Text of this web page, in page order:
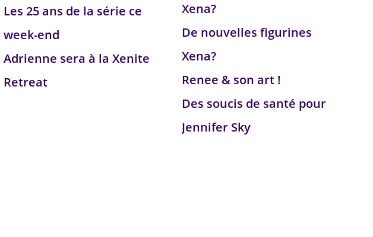
Les 25 ans de la série ce
week-end
Adrienne sera à la Xenite
Retreat
Xena?
De nouvelles figurines
Xena?
Renee & son art !
Des soucis de santé pour
Jennifer Sky